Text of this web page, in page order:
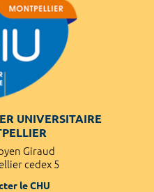
UNIVERSITAIRE
Giraud
cedex 5
le CHU